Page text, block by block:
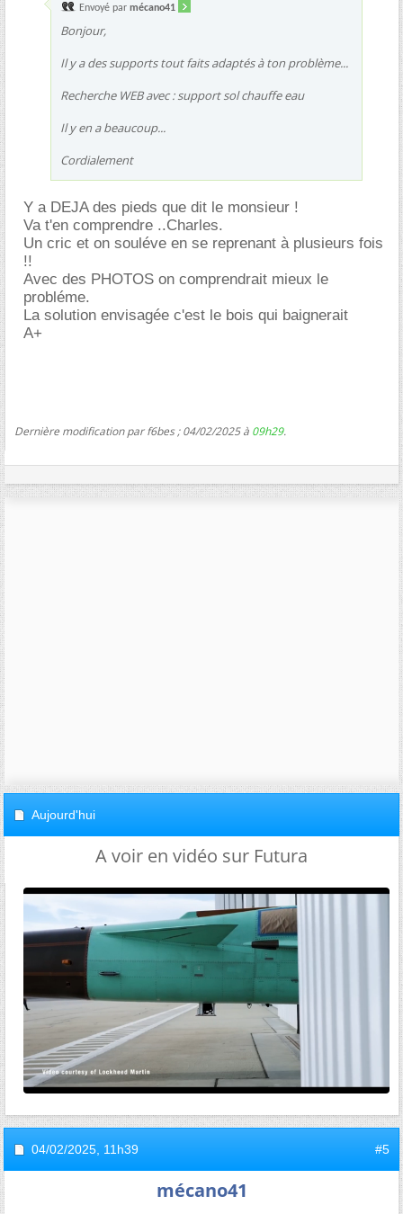
Envoyé par mécano41
Bonjour,
Il y a des supports tout faits adaptés à ton problème...
Recherche WEB avec : support sol chauffe eau
Il y en a beaucoup...
Cordialement
Y a DEJA des pieds que dit le monsieur !
Va t'en comprendre ..Charles.
Un cric et on souléve en se reprenant à plusieurs fois
!!
Avec des PHOTOS on comprendrait mieux le
probléme.
La solution envisagée c'est le bois qui baignerait
A+
Dernière modification par f6bes ; 04/02/2025 à 09h29.
Aujourd'hui
A voir en vidéo sur Futura
04/02/2025, 11h39 #5
mécano41